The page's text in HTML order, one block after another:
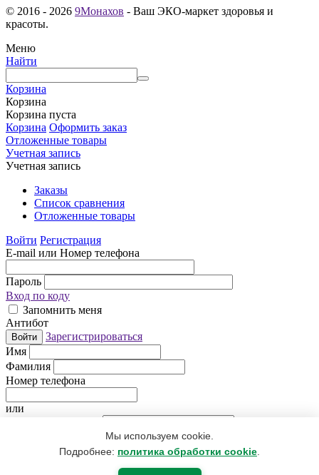
Мы используем cookie.
Подробнее: политика обработки cookie
© 2016 - 2026 9Монахов - Ваш ЭКО-маркет здоровья и
красоты.
Меню
Найти
Корзина
Корзина
Корзина пуста
Корзина Оформить заказ
Отложенные товары
Учетная запись
Учетная запись
Заказы
Список сравнения
Отложенные товары
Войти Регистрация
E-mail или Номер телефона
Пароль
Вход по коду
Запомнить меня
Антибот
Войти
Зарегистрироваться
Имя
Фамилия
Номер телефона
или